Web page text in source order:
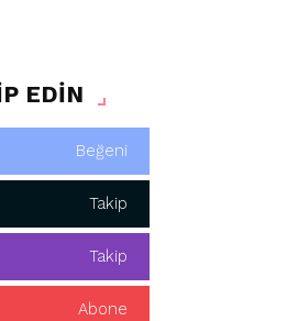
EDİN
Beğeni
Takip
Takip
Abone